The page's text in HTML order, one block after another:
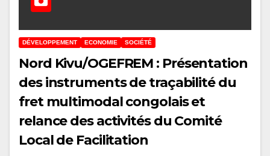
DÉVELOPPEMENT ECONOMIE SOCIÉTÉ
Nord Kivu/OGEFREM : Présentation
des instruments de traçabilité du
fret multimodal congolais et
relance des activités du Comité
Local de Facilitation